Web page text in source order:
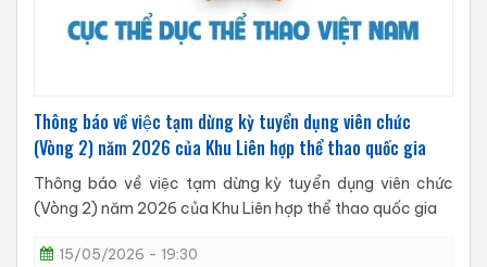
Thông báo về việc tạm dừng kỳ tuyển dụng viên chức
(Vòng 2) năm 2026 của Khu Liên hợp thể thao quốc gia
Thông báo về việc tạm dừng kỳ tuyển dụng viên chức
(Vòng 2) năm 2026 của Khu Liên hợp thể thao quốc gia
15/05/2026 - 19:30